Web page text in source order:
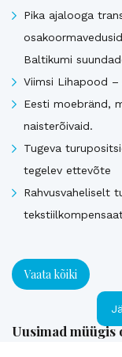
Pika ajalooga
Baltikumi
Viimsi Lihapood
Eesti moebränd,
naisterõivaid.
Tugeva
tegelev ettevõte
Rahvusvaheliselt
Vaata kõiki
Uusimad müügis